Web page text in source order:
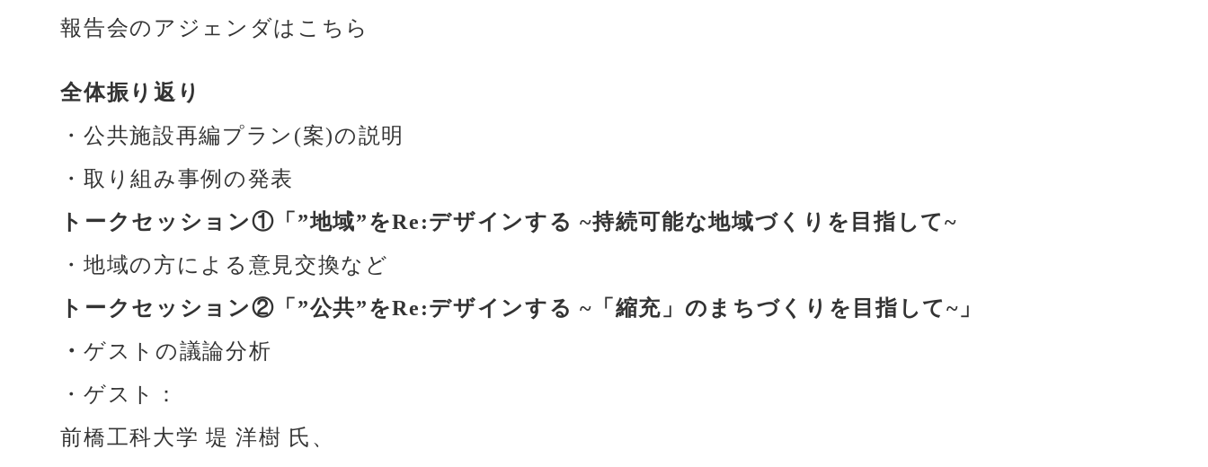
報告会のアジェンダはこちら
全体振り返り
・公共施設再編プラン(案)の説明
・取り組み事例の発表
トークセッション①「”地域”をRe:デザインする ~持続可能な地域づくりを目指して~
・地域の方による意見交換など
トークセッション②「”公共”をRe:デザインする ~「縮充」のまちづくりを目指して~」
・ ゲストの議論分析
・ゲスト：
前橋工科大学 堤 洋樹 氏、